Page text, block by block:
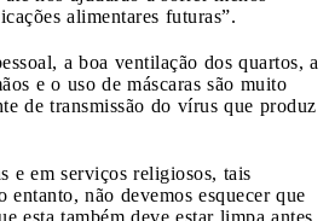
alimentares futuras”.
a boa ventilação dos quartos, a
e o uso de máscaras são muito
de transmissão do vírus que produz
e em serviços religiosos, tais
entanto, não devemos esquecer que
esta também deve estar limpa antes